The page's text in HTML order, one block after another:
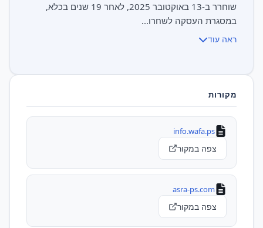
שוחרר ב-13 באוקטובר 2025, לאחר 19 שנים בכלא,
במסגרת העסקה לשחרו...
ראה עוד
מקורות
info.wafa.ps
צפה במקור
asra-ps.com
צפה במקור